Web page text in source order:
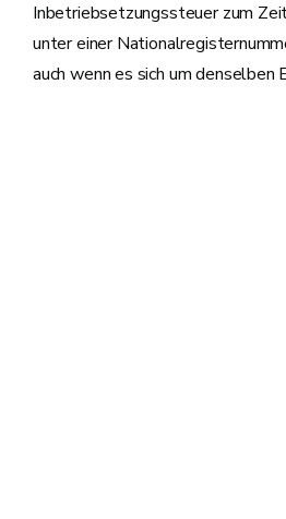
Inbetriebsetzungssteuer zum
unter einer
auch wenn es sich um denselben